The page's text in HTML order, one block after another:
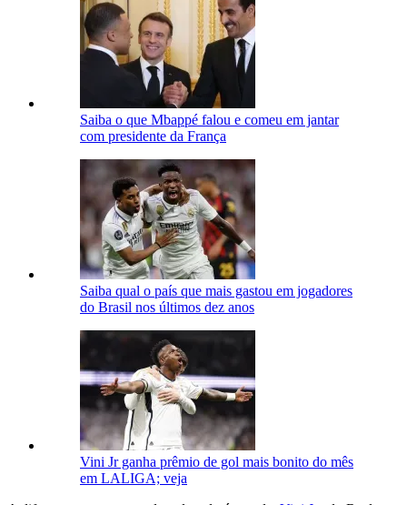
Saiba o que Mbappé falou e comeu em jantar
com presidente da França
Saiba qual o país que mais gastou em jogadores
do Brasil nos últimos dez anos
Vini Jr ganha prêmio de gol mais bonito do mês
em LALIGA; veja